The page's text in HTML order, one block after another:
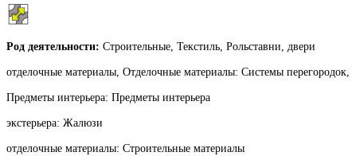
Род деятельности: Строительные, Текстиль, Рольставни, двери
отделочные материалы, Отделочные материалы: Системы
Предметы интерьера: Предметы интерьера
экстерьера: Жалюзи
отделочные материалы: Строительные материалы